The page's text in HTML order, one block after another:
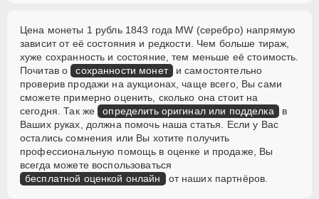
Цена монеты 1 рубль 1843 года МW (серебро) напрямую
зависит от её состояния и редкости. Чем больше тираж,
хуже сохранность и состояние, тем меньше её стоимость.
Почитав о сохранности монет и самостоятельно
проверив продажи на аукционах, чаще всего, Вы сами
сможете примерно оценить, сколько она стоит на
сегодня. Так же определить оригинал или подделка в
Ваших руках, должна помочь наша статья. Если у Вас
остались сомнения или Вы хотите получить
профессиональную помощь в оценке и продаже, Вы
всегда можете воспользоваться
бесплатной оценкой онлайн от наших партнёров.